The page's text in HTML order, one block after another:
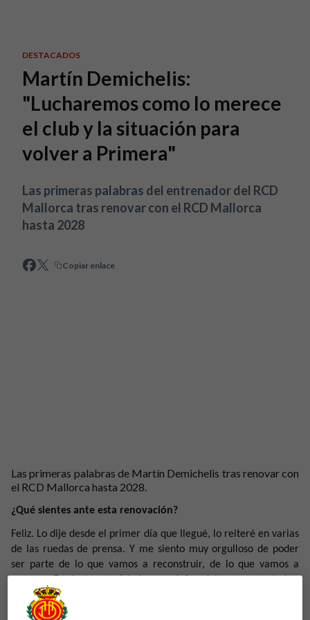
DESTACADOS
Martín Demichelis:
"Lucharemos como lo merece
el club y la situación para
volver a Primera"
Las primeras palabras del entrenador del RCD
Mallorca tras renovar con el RCD Mallorca
hasta 2028
Copiar enlace
Las primeras palabras de Martín Demichelis tras renovar con
el RCD Mallorca hasta 2028.
¿Qué sientes ante esta renovación?
Feliz. Lo dije desde el primer día que llegué, lo reiteré en varias
de las ruedas de prensa. Y me siento muy orgulloso de poder
ser parte de lo que vamos a reconstruir, de lo que vamos a
empezando por los aficionados, por los jugadores, por la familia
de los jugadores, pero yo al otro día ya tenía la obligación